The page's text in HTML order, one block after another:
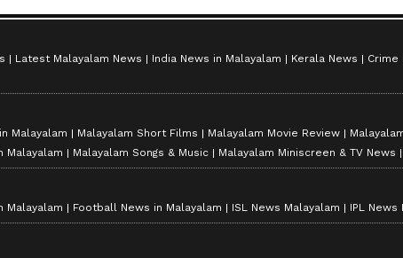
Latest Malayalam News India News in Malayalam Kerala News Crime
Malayalam Malayalam Short Films Malayalam Movie Review
Malayalam Malayalam Songs & Music Malayalam Miniscreen & TV News
Malayalam Football News in Malayalam ISL News Malayalam IPL News